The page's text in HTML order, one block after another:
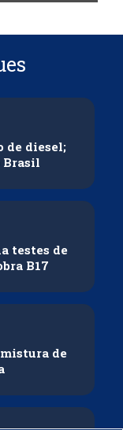
de diesel;
Brasil
testes de
B17
de